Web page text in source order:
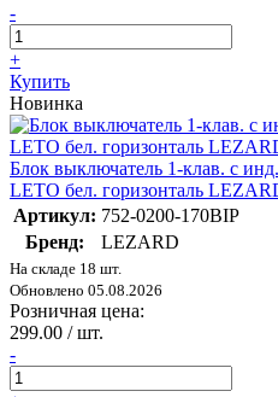
-
+
Купить
Новинка
Блок выключатель 1-клав. с
LETO бел. горизонталь
Артикул: 752-0200-170BIP
Бренд:
LEZARD
На складе 18 шт.
Обновлено 05.08.2026
Розничная цена:
299.00 / шт.
-